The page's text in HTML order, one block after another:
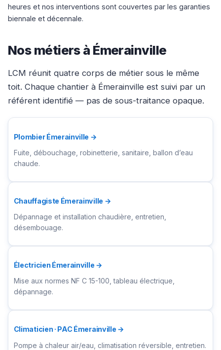
heures et nos interventions sont couvertes par les garanties
biennale et décennale.
Nos métiers à Émerainville
LCM réunit quatre corps de métier sous le même
toit. Chaque chantier à Émerainville est suivi par un
référent identifié — pas de sous-traitance opaque.
Plombier Émerainville →
Fuite, débouchage, robinetterie, sanitaire, ballon d’eau
chaude.
Chauffagiste Émerainville →
Dépannage et installation chaudière, entretien,
désembouage.
Électricien Émerainville →
Mise aux normes NF C 15-100, tableau électrique,
dépannage.
Climaticien · PAC Émerainville →
Pompe à chaleur air/eau, climatisation réversible, entretien.